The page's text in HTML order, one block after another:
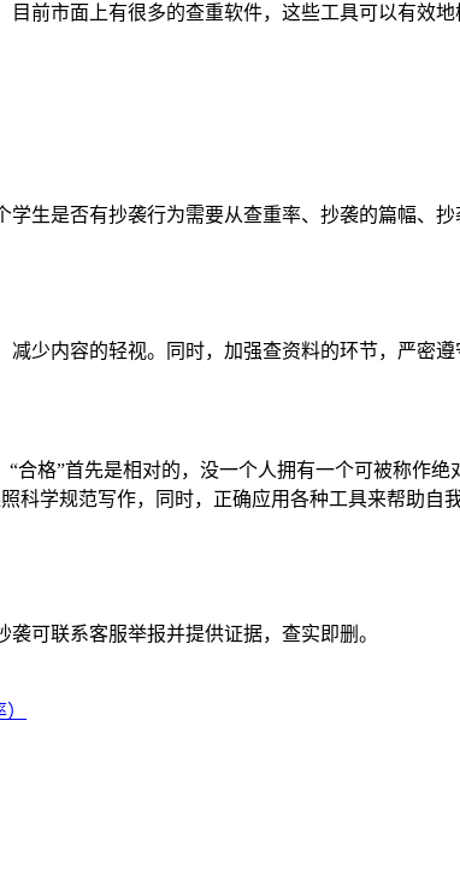
前市面上有很多的查重软件，这些工具可以有效
生是否有抄袭行为需要从查重率、抄袭的篇幅、
少内容的轻视。同时，加强查资料的环节，严密
合格”首先是相对的，没一个人拥有一个可被称作
学规范写作，同时，正确应用各种工具来帮助自
可联系客服举报并提供证据，查实即删。